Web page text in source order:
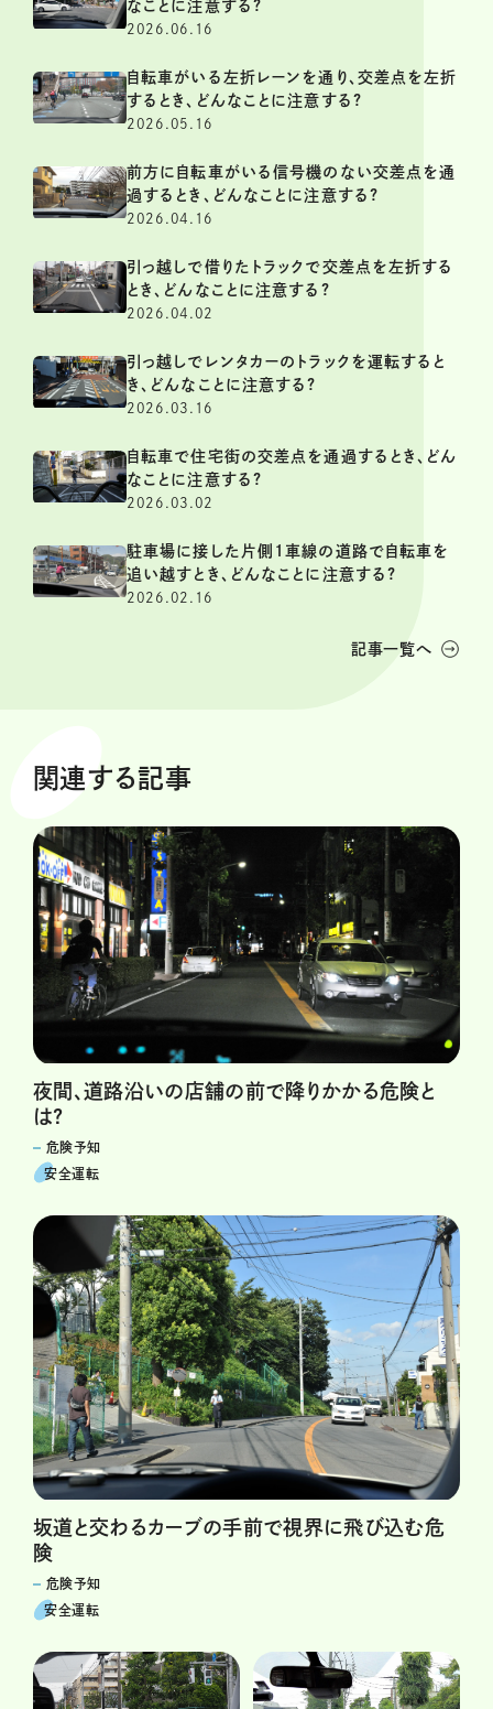
なことに注意する?
2026.06.16
自転車がいる左折レーンを通り、交差点を左折
するとき、どんなことに注意する?
2026.05.16
前方に自転車がいる信号機のない交差点を通
過するとき、どんなことに注意する?
2026.04.16
引っ越しで借りたトラックで交差点を左折する
とき、どんなことに注意する?
2026.04.02
引っ越しでレンタカーのトラックを運転すると
き、どんなことに注意する?
2026.03.16
自転車で住宅街の交差点を通過するとき、どん
なことに注意する?
2026.03.02
駐車場に接した片側1車線の道路で自転車を
追い越すとき、どんなことに注意する?
2026.02.16
記事一覧へ
関連する記事
夜間、道路沿いの店舗の前で降りかかる危険と
は?
危険予知
安全運転
坂道と交わるカーブの手前で視界に飛び込む危
険
危険予知
安全運転